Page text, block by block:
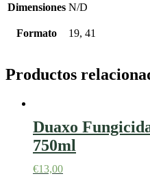
Dimensiones N/D
Formato 19, 41
Productos
Duaxo
750ml
€13,00